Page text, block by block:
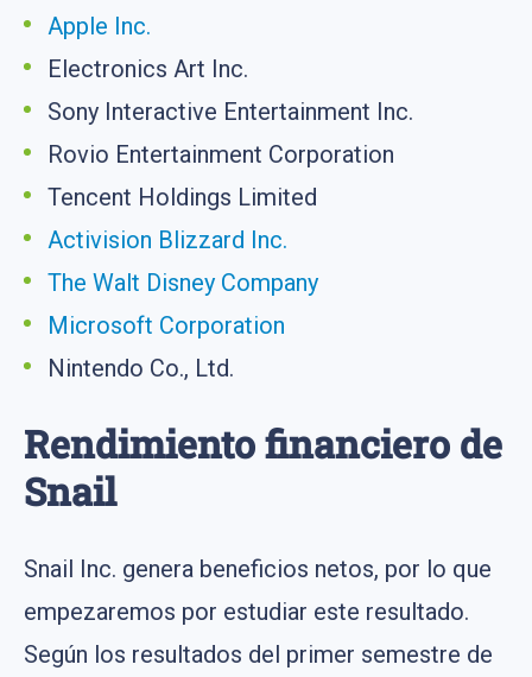
Apple Inc.
Electronics Art Inc.
Sony Interactive Entertainment Inc.
Rovio Entertainment Corporation
Tencent Holdings Limited
Activision Blizzard Inc.
The Walt Disney Company
Microsoft Corporation
Nintendo Co., Ltd.
Rendimiento financiero de
Snail
Snail Inc. genera beneficios netos, por lo que
empezaremos por estudiar este resultado.
Según los resultados del primer semestre de